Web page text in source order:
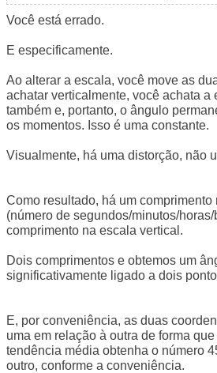
Você está errado.
E especificamente.
Ao alterar a escala, você move as
achatar verticalmente, você achata a
também e, portanto, o ângulo
os momentos. Isso é uma constante.
Visualmente, há uma distorção, não
Como resultado, há um
(número de segundos/minutos/
comprimento na escala vertical.
Dois comprimentos e obtemos um
significativamente ligado a dois
E, por conveniência, as duas
uma em relação à outra de forma
tendência média obtenha o número
outro, conforme a conveniência.